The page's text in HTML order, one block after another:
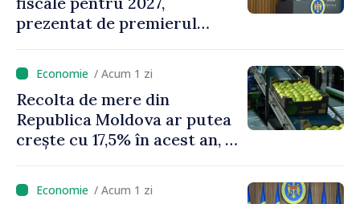
prezentat de premierul
puțin munca, stimulăm
investițiile, taxăm viciile și
echilibrăm taxarea
consumului”
/ Acum 1 zi
Recolta de mere din
Republica Moldova ar putea
crește cu 17,5% în acest an, în
este estimată în scădere
/ Acum 1 zi